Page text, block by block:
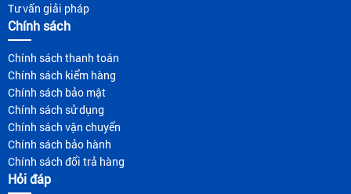
Tư vấn giải pháp
Chính sách
Chính sách thanh toán
Chính sách kiểm hàng
Chính sách bảo mật
Chính sách sử dụng
Chính sách vận chuyển
Chính sách bảo hành
Chính sách đổi trả hàng
Hỏi đáp